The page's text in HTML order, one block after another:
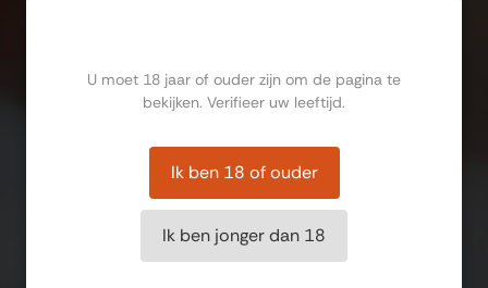
U moet 18 jaar of ouder zijn om de pagina te
bekijken. Verifieer uw leeftijd.
Ik ben 18 of ouder
Ik ben jonger dan 18